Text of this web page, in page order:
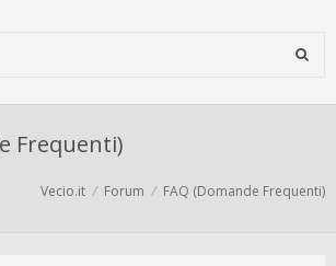
Frequenti)
Vecio.it Forum FAQ (Domande Frequenti)